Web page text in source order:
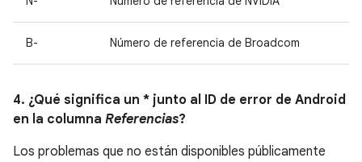
B- Número de referencia de Broadcom
4. ¿Qué significa un * junto al ID de error de Android
en la columna Referencias?
Los problemas que no están disponibles públicamente